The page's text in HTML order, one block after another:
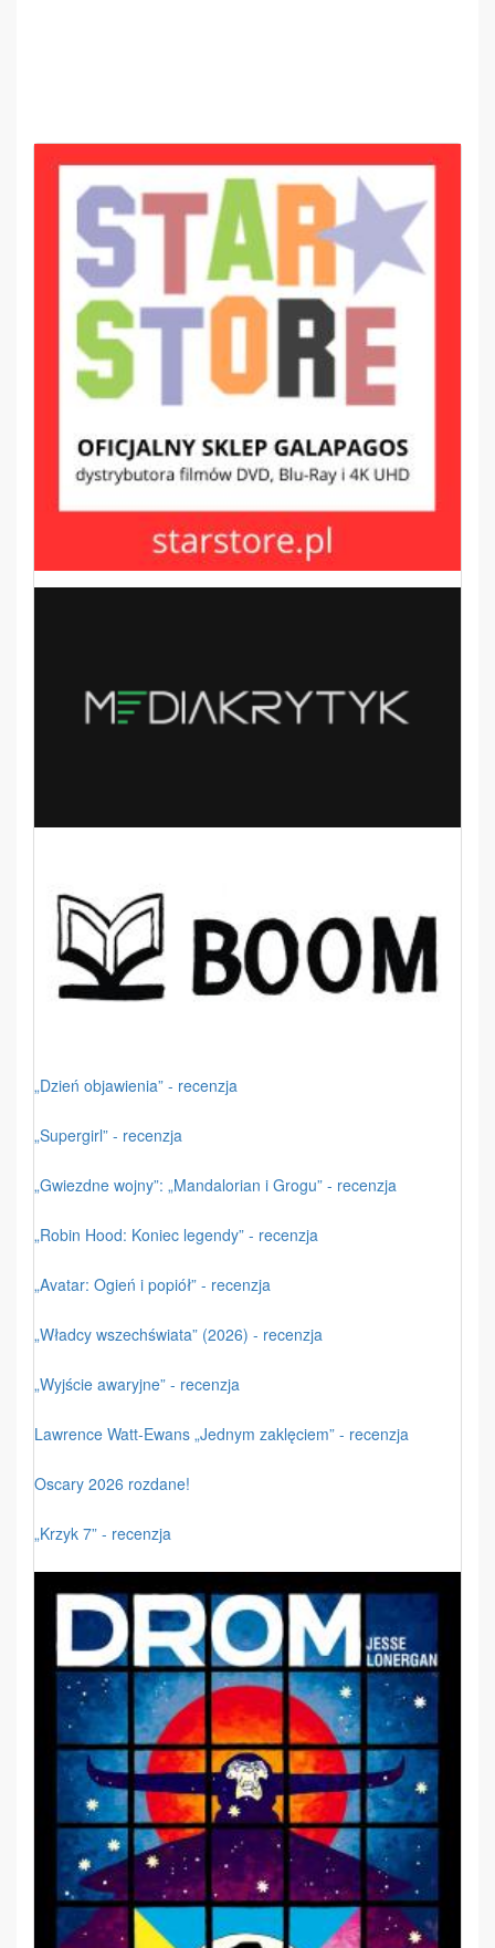
„Dzień objawienia” - recenzja
„Supergirl” - recenzja
„Gwiezdne wojny”: „Mandalorian i Grogu” - recenzja
„Robin Hood: Koniec legendy” - recenzja
„Avatar: Ogień i popiół” - recenzja
„Władcy wszechświata” (2026) - recenzja
„Wyjście awaryjne” - recenzja
Lawrence Watt-Ewans „Jednym zaklęciem” - recenzja
Oscary 2026 rozdane!
„Krzyk 7” - recenzja